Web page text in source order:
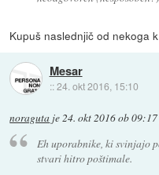
Kupuš naslednjič od nekoga
Mesar
::24. okt 2016, 15:10
noraguta je24. okt 2016 ob 09:17
Eh uporabnike, ki svinjajo
stvari hitro poštimale.